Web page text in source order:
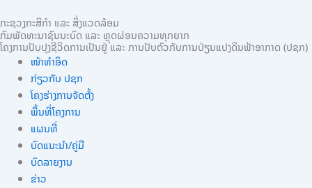
to
content
ກະຊວງກະສິກຳ ແລະ ສິ່ງແວດລ້ອມ
ກົມພັດທະນາຊົນນະບົດ ແລະ ຫຼຸດຜ່ອນຄວາມທຸກຍາກ
ໂຄງການປັບປຸງຊີວິດການເປັນຢູ່ ແລະ ການປັບຕົວກັບການປ່ຽນແປງດິນຟ້າອາກາດ (ປຊກ)
ໜ້າທຳອິດ
ກ່ຽວກັບ ປຊກ
ໂຄງຮ່າງການຈັດຕັ້ງ
ພື້ນທີ່ໂຄງການ
ແຜນທີ່
ບົດແນະນໍາ/ຄູ່ມື
ບົດລາຍງານ
ຂ່າວ